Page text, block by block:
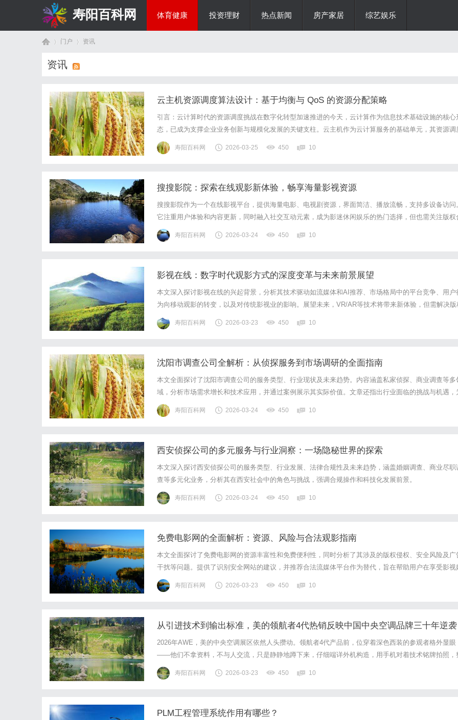
寿阳百科网 体育健康 投资理财 热点新闻 房产家居 综艺娱乐
门户 资讯
资讯
云主机资源调度算法设计：基于均衡与 QoS 的资源分配策略
引言：云计算时代的资源调度挑战在数字化转型加速推进的今天，云计算作为信息技术基础设施的核心
态，已成为支撑企业业务创新与规模化发展的关键支柱。云主机作为云计算服务的基础单元，其资源调
效率直接影响着整个云台的服务质量与运营成本。随着云计算应用场景的多元化，从企业级核心业务系
到新兴的大数据分析、人工智能计算，不同类型的业务对云资源的需求呈现出显著的差异性与动...
寿阳百科网 2026-03-25 450 10
搜搜影院：探索在线观影新体验，畅享海量影视资源
搜搜影院作为一个在线影视平台，提供海量电影、电视剧资源，界面简洁、播放流畅，支持多设备访问
它注重用户体验和内容更新，同时融入社交互动元素，成为影迷休闲娱乐的热门选择，但也需关注版权
规问题。
寿阳百科网 2026-03-24 450 10
影视在线：数字时代观影方式的深度变革与未来前景展望
本文深入探讨影视在线的兴起背景，分析其技术驱动如流媒体和AI推荐、市场格局中的平台竞争、用户
为向移动观影的转变，以及对传统影视业的影响。展望未来，VR/AR等技术将带来新体验，但需解决版
和隐私问题。影视在线正重塑娱乐产业，强调创新与合作的必要性。
寿阳百科网 2026-03-23 450 10
沈阳市调查公司全解析：从侦探服务到市场调研的全面指南
本文全面探讨了沈阳市调查公司的服务类型、行业现状及未来趋势。内容涵盖私家侦探、商业调查等多
域，分析市场需求增长和技术应用，并通过案例展示其实际价值。文章还指出行业面临的挑战与机遇，
读者提供深入了解这一专业服务的指南。
寿阳百科网 2026-03-24 450 10
西安侦探公司的多元服务与行业洞察：一场隐秘世界的探索
本文深入探讨西安侦探公司的服务类型、行业发展、法律合规性及未来趋势，涵盖婚姻调查、商业尽职
查等多元化业务，分析其在西安社会中的角色与挑战，强调合规操作和科技化发展前景。
寿阳百科网 2026-03-24 450 10
免费电影网的全面解析：资源、风险与合法观影指南
本文全面探讨了免费电影网的资源丰富性和免费便利性，同时分析了其涉及的版权侵权、安全风险及广
干扰等问题。提供了识别安全网站的建议，并推荐合法流媒体平台作为替代，旨在帮助用户在享受影视
乐时，兼顾合规性与安全性，促进健康观影习惯。
寿阳百科网 2026-03-23 450 10
从引进技术到输出标准，美的领航者4代热销反映中国中央空调品牌三十年逆袭
2026年AWE，美的中央空调展区依然人头攒动。领航者4代产品前，位穿着深色西装的参观者格外显眼
——他们不拿资料，不与人交流，只是静静地蹲下来，仔细端详外机构造，用手机对着技术铭牌拍照，
个过程沉默而专注。有眼尖的行业人士认出，这是某日系品牌派驻AWE的技术团队。这一幕，与三十年
前中国工程师挤在日系展台外围举着相机学习的场景形成镜像——只是这一次，镜头对准的...
寿阳百科网 2026-03-23 450 10
PLM工程管理系统作用有哪些？